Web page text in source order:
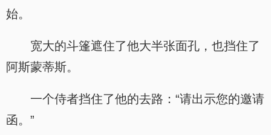
始。
宽大的斗篷遮住了他大半张面孔，也挡住了
阿斯蒙蒂斯。
一个侍者挡住了他的去路：“请出示您的邀请
函。”